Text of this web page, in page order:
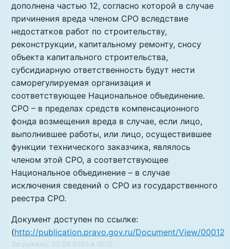
дополнена частью 12, согласно которой в случае
причинения вреда членом СРО вследствие
недостатков работ по строительству,
реконструкции, капитальному ремонту, сносу
объекта капитального строительства,
субсидиарную ответственность будут нести
саморегулируемая организация и
соответствующее Национальное объединение.
СРО – в пределах средств компенсационного
фонда возмещения вреда в случае, если лицо,
выполнившее работы, или лицо, осуществившее
функции технического заказчика, являлось
членом этой СРО, а соответствующее
Национальное объединение – в случае
исключения сведений о СРО из государственного
реестра СРО.
Документ доступен по ссылке:
(http://publication.pravo.gov.ru/Document/View/
Загружено: 02.09.2023 в 10:12